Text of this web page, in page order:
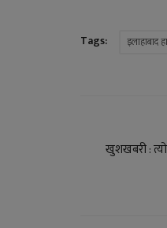
Tags: इलाहाबाद
खुशखबरी :